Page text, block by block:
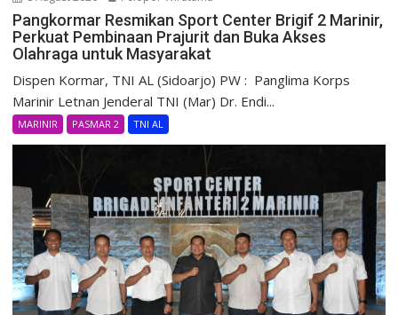
Pangkormar Resmikan Sport Center Brigif 2 Marinir,
Perkuat Pembinaan Prajurit dan Buka Akses
Olahraga untuk Masyarakat
Dispen Kormar, TNI AL (Sidoarjo) PW : Panglima Korps
Marinir Letnan Jenderal TNI (Mar) Dr. Endi...
MARINIR PASMAR 2 TNI AL